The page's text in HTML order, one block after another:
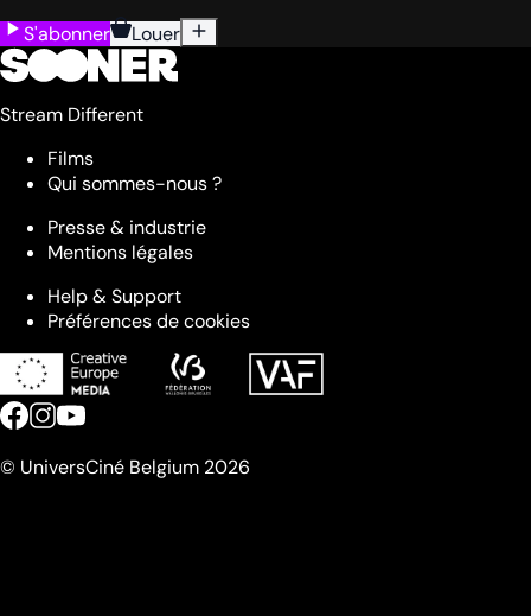
S'abonner
Louer
Stream Different
Films
Qui sommes-nous ?
Presse & industrie
Mentions légales
Help & Support
Préférences de cookies
© UniversCiné Belgium 2026